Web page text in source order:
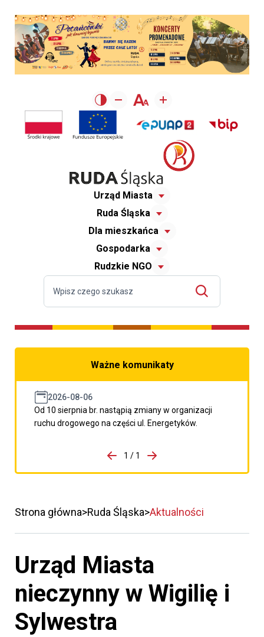
Urząd Miasta
Ruda Śląska
Dla mieszkańca
Gospodarka
Rudzkie NGO
Ważne komunikaty
2026-08-06
Od 10 sierpnia br. nastąpią zmiany w organizacji
ruchu drogowego na części ul. Energetyków.
porzpedniego komunikatu
1 / 1
Przejdź do następnego
Strona główna Ruda Śląska Aktualności
Urząd Miasta
nieczynny w Wigilię i
Sylwestra